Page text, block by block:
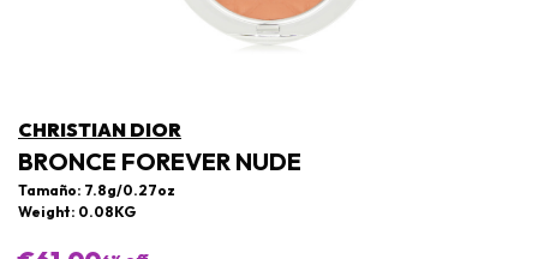
CHRISTIAN DIOR
BRONCE FOREVER NUDE
Tamaño: 7.8g/0.27oz
Weight: 0.08KG